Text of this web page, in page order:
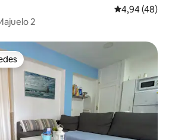
4,94 de uma
4,94 (48)
2